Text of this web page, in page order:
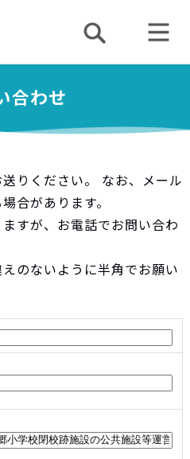
合わせ
りください。 なお、メール
合があります。
すが、お電話でお問い合わ
のないように半角でお願い